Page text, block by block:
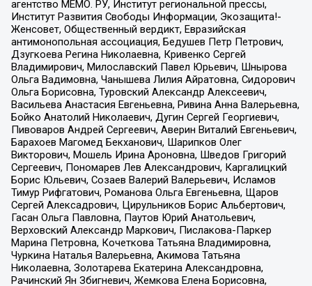
агентство МЕМО. РУ, Институт региональной прессы,
Институт Развития Свободы Информации, Экозащита!-
Женсовет, Общественный вердикт, Евразийская
антимонопольная ассоциация, Бедушев Петр Петрович,
Дзугкоева Регина Николаевна, Кривенко Сергей
Владимирович, Милославский Павел Юрьевич, Шнырова
Ольга Вадимовна, Чанышева Лилия Айратовна, Сидорович
Ольга Борисовна, Туровский Александр Алексеевич,
Васильева Анастасия Евгеньевна, Ривина Анна Валерьевна,
Бойко Анатолий Николаевич, Дугин Сергей Георгиевич,
Пивоваров Андрей Сергеевич, Аверин Виталий Евгеньевич,
Барахоев Магомед Бекханович, Шарипков Олег
Викторович, Мошель Ирина Ароновна, Шведов Григорий
Сергеевич, Пономарев Лев Александрович, Каргалицкий
Борис Юльевич, Созаев Валерий Валерьевич, Исламов
Тимур Рифгатович, Романова Ольга Евгеньевна, Щаров
Сергей Алексадрович, Цирульников Борис Альбертович,
Гасан Ольга Павловна, Паутов Юрий Анатольевич,
Верховский Александр Маркович, Пислакова-Паркер
Марина Петровна, Кочеткова Татьяна Владимировна,
Чуркина Наталья Валерьевна, Акимова Татьяна
Николаевна, Золотарева Екатерина Александровна,
Рачинский Ян Збигневич, Жемкова Елена Борисовна,